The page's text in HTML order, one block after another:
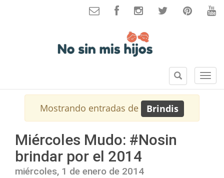
S
e
B
u
s
c
a
Mostrando entradas de Brindis
Miércoles Mudo: #Nosin
brindar por el 2014
miércoles, 1 de enero de 2014